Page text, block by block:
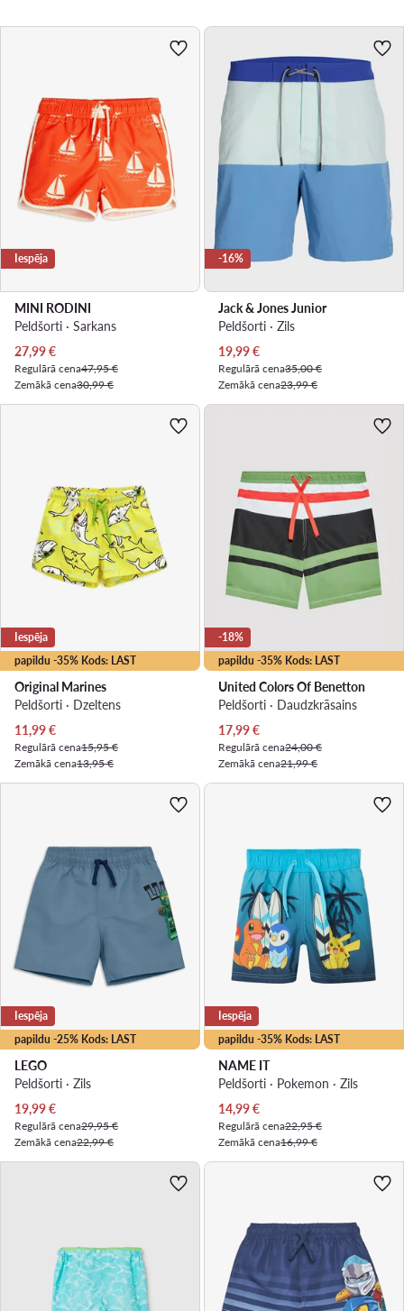
Iespēja
MINI RODINI
Peldšorti · Sarkans
Pašreizējā cena
27,99€
Regulārā cena47,95 €
Zemākā cena30,99 €
-16%
Jack & Jones Junior
Peldšorti · Zils
Pašreizējā cena
19,99€
Regulārā cena35,00 €
Zemākā cena23,99 €
papildu -35% Kods: LAST
Iespēja
Original Marines
Peldšorti · Dzeltens
Pašreizējā cena
11,99€
Regulārā cena15,95 €
Zemākā cena13,95 €
papildu -35% Kods: LAST
-18%
United Colors Of Benetton
Peldšorti · Daudzkrāsains
Pašreizējā cena
17,99€
Regulārā cena24,00 €
Zemākā cena21,99 €
papildu -25% Kods: LAST
Iespēja
LEGO
Peldšorti · Zils
Pašreizējā cena
19,99€
Regulārā cena29,95 €
Zemākā cena22,99 €
papildu -35% Kods: LAST
Iespēja
NAME IT
Peldšorti · Pokemon · Zils
Pašreizējā cena
14,99€
Regulārā cena22,95 €
Zemākā cena16,99 €